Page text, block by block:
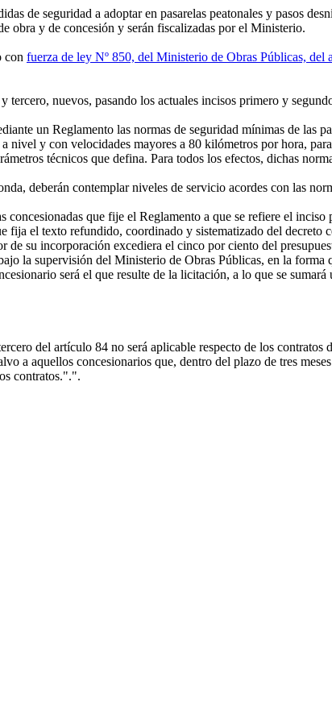
de seguridad a adoptar en pasarelas peatonales y pasos
obra y de concesión y serán fiscalizadas por el Ministerio.
con fuerza de ley Nº 850, del Ministerio de Obras Públicas, del
tercero, nuevos, pasando los actuales incisos primero y
un Reglamento las normas de seguridad mínimas de las
nivel y con velocidades mayores a 80 kilómetros por hora,
técnicos que defina. Para todos los efectos, dichas
deberán contemplar niveles de servicio acordes con las
que fije el Reglamento a que se refiere el
fija el texto refundido, coordinado y sistematizado del
su incorporación excediera el cinco por ciento del
la supervisión del Ministerio de Obras Públicas, en la forma
será el que resulte de la licitación, a lo que se
del artículo 84 no será aplicable respecto de los contratos
a aquellos concesionarios que, dentro del plazo de tres
contratos.".".